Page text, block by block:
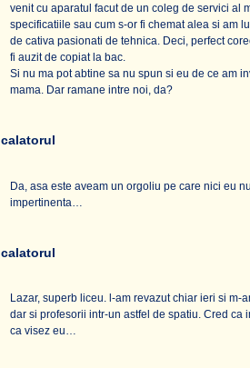
venit cu aparatul facut de un coleg de servici al
specificatiile sau cum s-or fi chemat alea si am
de cativa pasionati de tehnica. Deci, perfect
fi auzit de copiat la bac.
Si nu ma pot abtine sa nu spun si eu de ce am
mama. Dar ramane intre noi, da?
calatorul
Da, asa este aveam un orgoliu pe care nici eu
impertinenta…
calatorul
Lazar, superb liceu. l-am revazut chiar ieri si m-
dar si profesorii intr-un astfel de spatiu. Cred ca
ca visez eu…